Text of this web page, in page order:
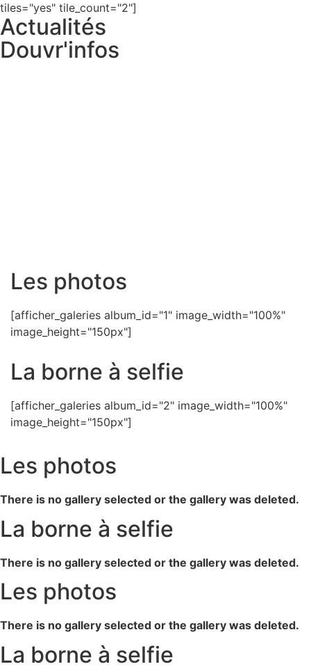
tiles="yes" tile_count="2"]
Actualités
Douvr'infos
Les photos
[afficher_galeries album_id="1" image_width="100%"
image_height="150px"]
La borne à selfie
[afficher_galeries album_id="2" image_width="100%"
image_height="150px"]
Les photos
There is no gallery selected or the gallery was deleted.
La borne à selfie
There is no gallery selected or the gallery was deleted.
Les photos
There is no gallery selected or the gallery was deleted.
La borne à selfie